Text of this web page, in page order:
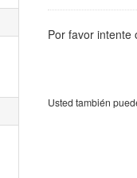
Por favor intente
Usted también